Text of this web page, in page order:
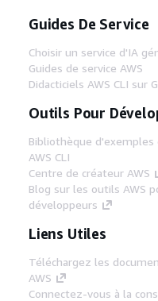
Guides De Service
Choisir un service d'IA
Guides de service AWS
Didacticiels AWS CLI sur
Outils Pour
Bibliothèque d'exemples
AWS CLI
Centre de créateur AWS
Blog sur les outils AWS
développeurs
Liens Utiles
Téléchargez les
AWS
Connectez-vous à la